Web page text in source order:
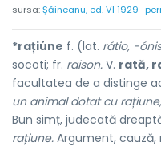
sursa:Șăineanu, ed. VI 1929
*rațiúne f. (lat. rátio, -
socoti; fr. raison. V. rată,
facultatea de a distinge
un animal dotat cu
Bun simț, judecată
rațiune. Argument,